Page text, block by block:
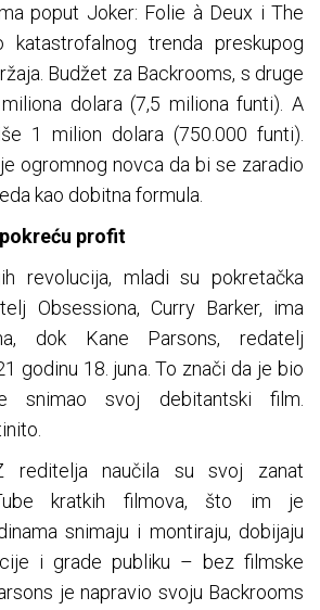
poput Joker: Folie à Deux i The
trenda preskupog
Budžet za Backrooms, s druge
dolara (7,5 miliona funti). A
1 milion dolara (750.000 funti).
ogromnog novca da bi se zaradio
kao dobitna formula.
profit
revolucija, mladi su pokretačka
Obsessiona, Curry Barker, ima
dok Kane Parsons, redatelj
godinu 18. juna. To znači da je bio
snimao svoj debitantski film.
reditelja naučila su svoj zanat
kratkih filmova, što im je
snimaju i montiraju, dobijaju
i grade publiku – bez filmske
je napravio svoju Backrooms